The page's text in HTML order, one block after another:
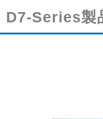
D7-Series製